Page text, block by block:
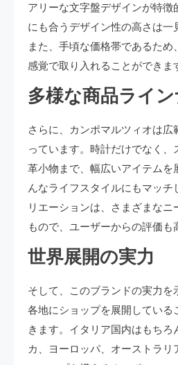
アリーな文字盤デザインが特徴
にも合うデザイン性の高さは一
また、手頃な価格帯であるため
感覚で取り入れることができま
多様な商品ライ
さらに、カンポマルツィオは
っています。時計だけでなく、
革小物まで、幅広いアイテムを
んなライフスタイルにもマッチ
リエーションは、さまざまな
もので、ユーザーからの評価も
世界展開の実力
そして、このブランドの実力を
各地にショップを展開している
きます。イタリア国内はもちろ
カ、ヨーロッパ、オーストラリ